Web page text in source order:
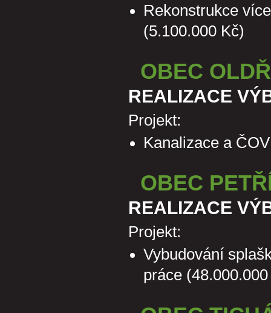
Rekonstrukce
(5.100.000 Kč)
OBEC
REALIZACE
Projekt:
Kanalizace a
OBEC
REALIZACE
Projekt:
Vybudování
práce